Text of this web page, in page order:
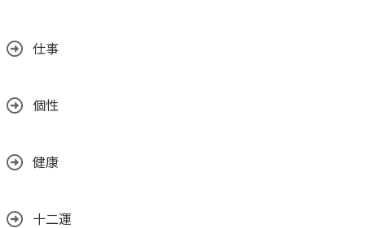
仕事
個性
健康
十二運